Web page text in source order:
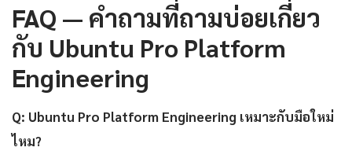
FAQ — คำถามที่ถามบ่อยเกี่ยว
กับ Ubuntu Pro Platform
Engineering
Q: Ubuntu Pro Platform Engineering เหมาะกับมือใหม่
ไหม?